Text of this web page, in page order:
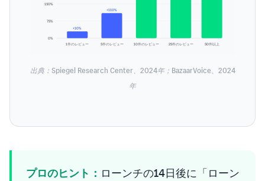
0%
75%
150%
+10%
1件のレビュー
+110%
5件のレビュー 10件のレビュー 25件のレビュー 50件以上
出典：Spiegel Research Center、2024年；BazaarVoice、2024
年
プロのヒント： ローンチの14日後に「ローン